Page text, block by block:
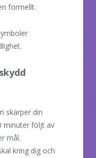
formellt.
skärper din
minuter följt av
mål.
kring dig och